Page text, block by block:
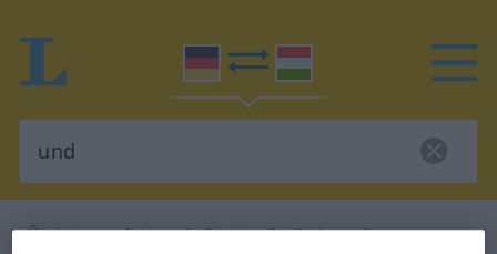
Deutsch-Ungarisch Wörterbuch und